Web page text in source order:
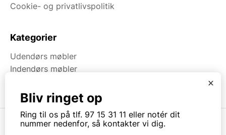
Cookie- og privatlivspolitik
Kategorier
Udendørs møbler
Indendørs møbler
x
Bliv ringet op
Ring til os på tlf. 97 15 31 11 eller notér dit
nummer nedenfor, så kontakter vi dig.